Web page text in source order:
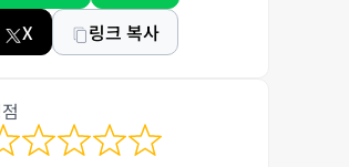
X
링크 복사